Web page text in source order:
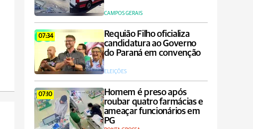
CAMPOS GERAIS
07:34
Requião Filho oficializa
candidatura ao Governo
do Paraná em convenção
ELEIÇÕES
07:10
Homem é preso após
roubar quatro farmácias e
ameaçar funcionários em
PG